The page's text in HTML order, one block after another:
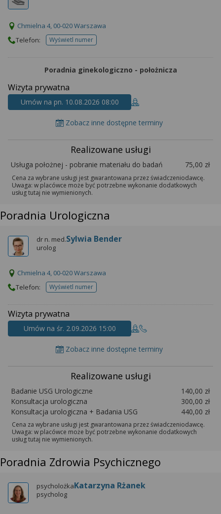
Chmielna 4, 00-020 Warszawa
Telefon:
Wyświetl numertelefonu do placowki
Poradnia ginekologiczno - położnicza
Wizyta prywatna
Umów na pn. 10.08.2026 08:00
Zobacz inne dostępne terminy
Realizowane usługi
Usługa położnej - pobranie materiału do badań 75,00 zł
Cena za wybrane usługi jest gwarantowana przez świadczeniodawcę.
Uwaga: w placówce może być potrzebne wykonanie dodatkowych
usług tutaj nie wymienionych.
Poradnia Urologiczna
dr n. med.Sylwia Bender
urolog
Chmielna 4, 00-020 Warszawa
Telefon:
Wyświetl numertelefonu do placowki
Wizyta prywatna
Umów na śr. 2.09.2026 15:00
Zobacz inne dostępne terminy
Realizowane usługi
Badanie USG Urologiczne
140,00 zł
Konsultacja urologiczna
300,00 zł
Konsultacja urologiczna + Badania USG
440,00 zł
Cena za wybrane usługi jest gwarantowana przez świadczeniodawcę.
Uwaga: w placówce może być potrzebne wykonanie dodatkowych
usług tutaj nie wymienionych.
Poradnia Zdrowia Psychicznego
psycholożkaKatarzyna Rżanek
psycholog